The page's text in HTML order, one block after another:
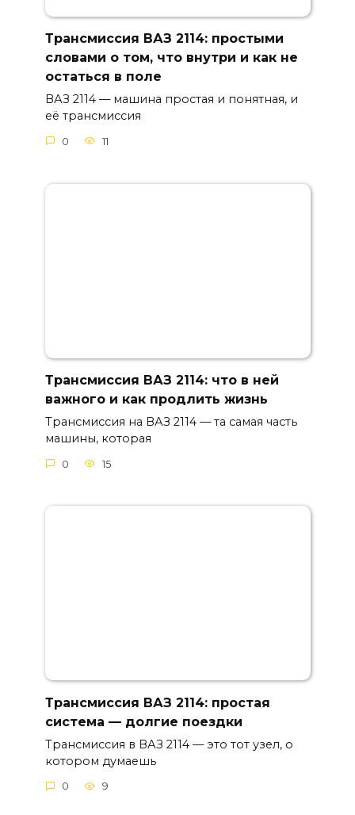
Трансмиссия ВАЗ 2114: простыми
словами о том, что внутри и как не
остаться в поле
ВАЗ 2114 — машина простая и понятная, и
её трансмиссия
0 11
Трансмиссия ВАЗ 2114: что в ней
важного и как продлить жизнь
Трансмиссия на ВАЗ 2114 — та самая часть
машины, которая
0 15
Трансмиссия ВАЗ 2114: простая
система — долгие поездки
Трансмиссия в ВАЗ 2114 — это тот узел, о
котором думаешь
0 9